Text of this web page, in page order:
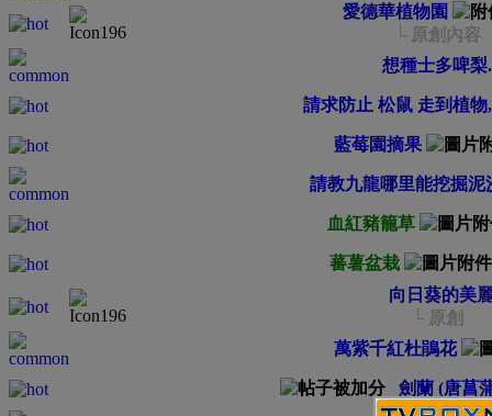
愛德華植物園
└ 原創內容
想種士多啤梨
請求防止 松鼠 走到植
藍莓園摘果
請教九龍哪里能挖掘泥
血紅豬籠草
蕃薯盆栽
向日葵的美
└ 原創
萬紫千紅杜鵑花
劍蘭 (唐菖